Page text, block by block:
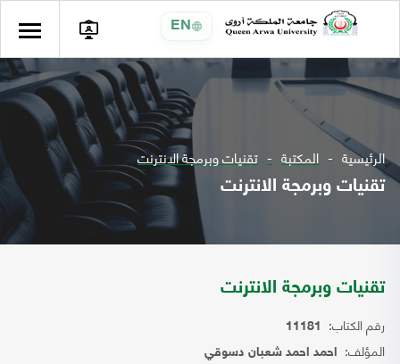
EN
الرئيسية المكتبة تقنيات وبرمجة الانترنت
تقنيات وبرمجة الانترنت
تقنيات وبرمجة الانترنت
رقم الكتاب: 11181
المؤلف: احمد احمد شعبان دسوقي